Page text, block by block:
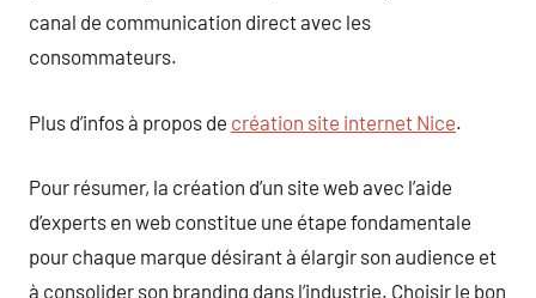
canal de communication direct avec les
consommateurs.
Plus d’infos à propos de création site internet Nice.
Pour résumer, la création d’un site web avec l’aide
d’experts en web constitue une étape fondamentale
pour chaque marque désirant à élargir son audience et
à consolider son branding dans l’industrie. Choisir le bon